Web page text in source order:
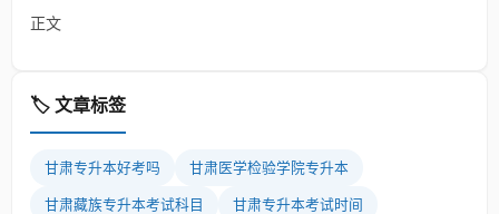
正文
🏷️ 文章标签
甘肃专升本好考吗 甘肃医学检验学院专升本
甘肃藏族专升本考试科目 甘肃专升本考试时间